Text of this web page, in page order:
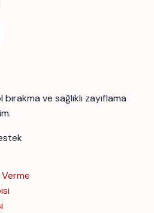
ve sağlıklı zayıflama
Verme